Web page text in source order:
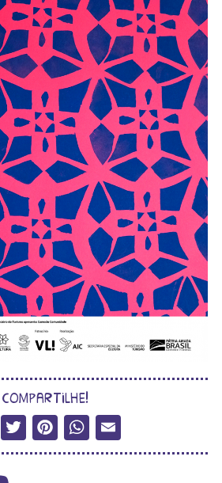
compartilhe!
Facebook
Twitter
Pinterest
WhatsApp